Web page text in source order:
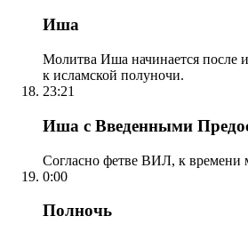
Иша
Молитва Иша начинается после
к исламской полуночи.
23:21
Иша с Введенными
Согласно фетве ВИЛ, к времени
0:00
Полночь